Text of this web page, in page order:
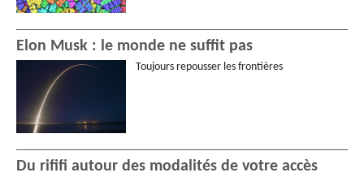
Elon Musk : le monde ne suffit pas
Toujours repousser les frontières
Du rififi autour des modalités de votre accès